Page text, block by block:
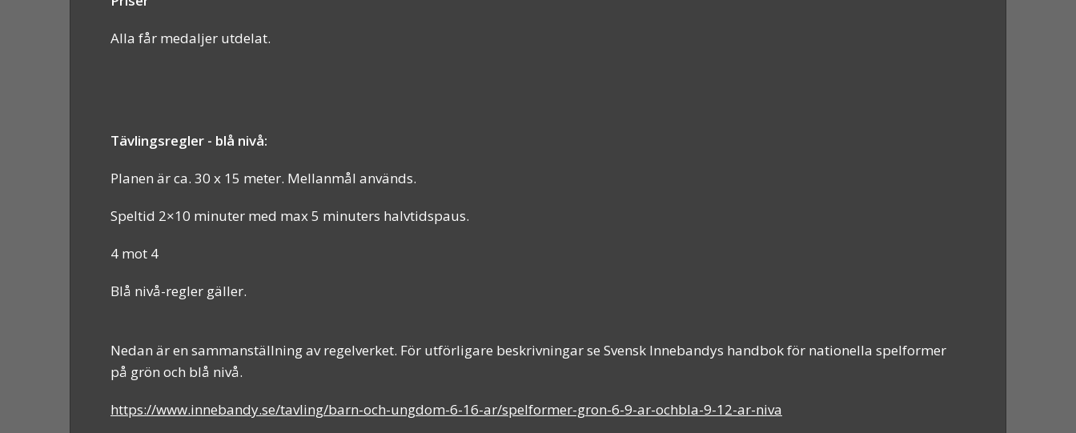
Alla får medaljer utdelat.
Tävlingsregler - blå nivå:
Planen är ca. 30 x 15 meter. Mellanmål används.
Speltid 2×10 minuter med max 5 minuters halvtidspaus.
4 mot 4
Blå nivå-regler gäller.
Nedan är en sammanställning av regelverket. För utförligare beskrivningar se Svensk Innebandys handbok för nationella spelformer
på grön och blå nivå.
https://www.innebandy.se/tavling/barn-och-ungdom-6-16-ar/spelformer-gron-6-9-ar-ochbla-9-12-ar-niva